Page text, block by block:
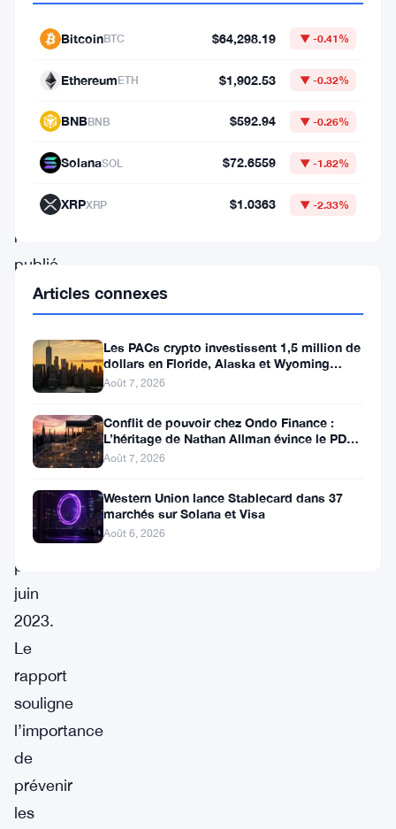
stablecoins,
souligne
rapport
récemment
publié
sur
les
marchés,
les
les
paiement
pour
juin
2023.
Le
rapport
souligne
l’importance
de
prévenir
les
BitcoinBTC $64,298.19 ▼ -0.41%
EthereumETH $1,902.53 ▼ -0.32%
BNBBNB $592.94 ▼ -0.26%
SolanaSOL $72.6559 ▼ -1.82%
XRPXRP $1.0363 ▼ -2.33%
Articles connexes
Les PACs crypto investissent 1,5 million de
dollars en Floride, Alaska et Wyoming
après un revers au Michigan
Août 7, 2026
Conflit de pouvoir chez Ondo Finance :
L’héritage de Nathan Allman évince le PDG
Ian De Bode le 24 juillet
Août 7, 2026
Western Union lance Stablecard dans 37
marchés sur Solana et Visa
Août 6, 2026